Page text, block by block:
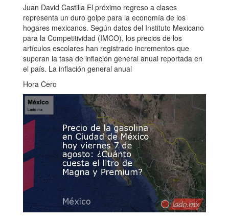
Juan David Castilla El próximo regreso a clases
representa un duro golpe para la economía de los
hogares mexicanos. Según datos del Instituto Mexicano
para la Competitividad (IMCO), los precios de los
artículos escolares han registrado incrementos que
superan la tasa de inflación general anual reportada en
el país. La inflación general anual
Hora Cero